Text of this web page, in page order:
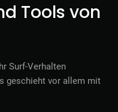
Tools von
Surf-Verhalten
geschieht vor allem mit